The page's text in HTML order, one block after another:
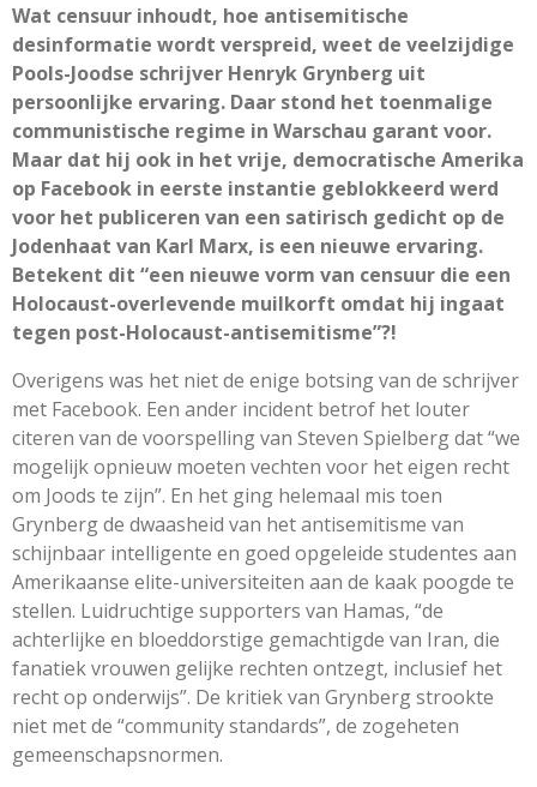
Wat censuur inhoudt, hoe antisemitische
desinformatie wordt verspreid, weet de veelzijdige
Pools-Joodse schrijver Henryk Grynberg uit
persoonlijke ervaring. Daar stond het toenmalige
communistische regime in Warschau garant voor.
Maar dat hij ook in het vrije, democratische Amerika
op Facebook in eerste instantie geblokkeerd werd
voor het publiceren van een satirisch gedicht op de
Jodenhaat van Karl Marx, is een nieuwe ervaring.
Betekent dit “een nieuwe vorm van censuur die een
Holocaust-overlevende muilkorft omdat hij ingaat
tegen post-Holocaust-antisemitisme”?!
Overigens was het niet de enige botsing van de schrijver
met Facebook. Een ander incident betrof het louter
citeren van de voorspelling van Steven Spielberg dat “we
mogelijk opnieuw moeten vechten voor het eigen recht
om Joods te zijn”. En het ging helemaal mis toen
Grynberg de dwaasheid van het antisemitisme van
schijnbaar intelligente en goed opgeleide studentes aan
Amerikaanse elite-universiteiten aan de kaak poogde te
stellen. Luidruchtige supporters van Hamas, “de
achterlijke en bloeddorstige gemachtigde van Iran, die
fanatiek vrouwen gelijke rechten ontzegt, inclusief het
recht op onderwijs”. De kritiek van Grynberg strookte
niet met de “community standards”, de zogeheten
gemeenschapsnormen.